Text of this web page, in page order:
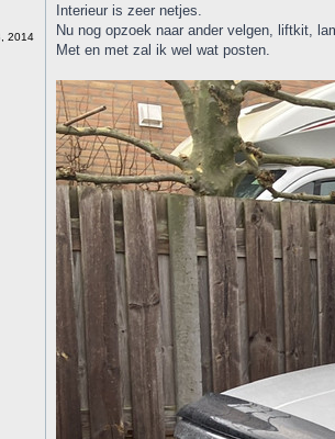
2014
Interieur is zeer netjes.
Nu nog opzoek naar ander velgen, liftkit,
Met en met zal ik wel wat posten.